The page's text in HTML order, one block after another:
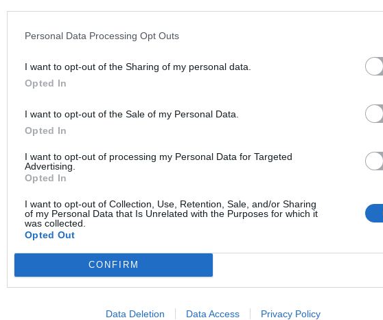
Personal Data Processing Opt Outs
I want to opt-out of the Sharing of my personal data.
Opted In
I want to opt-out of the Sale of my Personal Data.
Opted In
I want to opt-out of processing my Personal Data for Targeted
Advertising.
Opted In
I want to opt-out of Collection, Use, Retention, Sale, and/or Sharing
of my Personal Data that Is Unrelated with the Purposes for which it
was collected.
Opted Out
CONFIRM
Data Deletion Data Access Privacy Policy